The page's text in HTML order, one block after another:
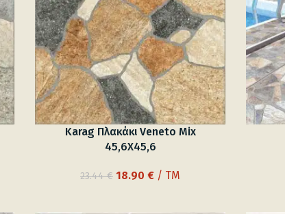
Karag Πλακάκι Veneto Mix
45,6X45,6
23.44€ Original
18.90 €Η/ TM